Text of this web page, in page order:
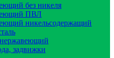
без никеля
ПВЛ
никельсодержащий
задвижки